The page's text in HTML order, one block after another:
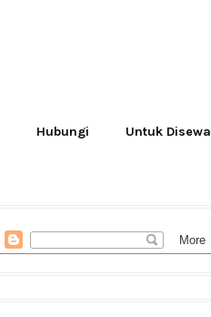
Hubungi Untuk Disewa